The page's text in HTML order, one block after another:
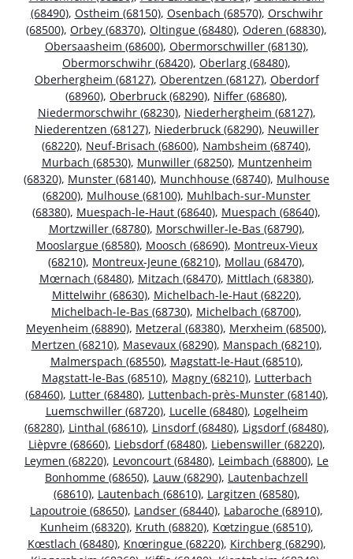
(68490), Ostheim (68150), Osenbach (68570), Orschwihr
(68500), Orbey (68370), Oltingue (68480), Oderen (68830),
Obersaasheim (68600), Obermorschwiller (68130),
Obermorschwihr (68420), Oberlarg (68480),
Oberhergheim (68127), Oberentzen (68127), Oberdorf
(68960), Oberbruck (68290), Niffer (68680),
Niedermorschwihr (68230), Niederhergheim (68127),
Niederentzen (68127), Niederbruck (68290), Neuwiller
(68220), Neuf-Brisach (68600), Nambsheim (68740),
Murbach (68530), Munwiller (68250), Muntzenheim
(68320), Munster (68140), Munchhouse (68740), Mulhouse
(68200), Mulhouse (68100), Muhlbach-sur-Munster
(68380), Muespach-le-Haut (68640), Muespach (68640),
Mortzwiller (68780), Morschwiller-le-Bas (68790),
Mooslargue (68580), Moosch (68690), Montreux-Vieux
(68210), Montreux-Jeune (68210), Mollau (68470),
Mœrnach (68480), Mitzach (68470), Mittlach (68380),
Mittelwihr (68630), Michelbach-le-Haut (68220),
Michelbach-le-Bas (68730), Michelbach (68700),
Meyenheim (68890), Metzeral (68380), Merxheim (68500),
Mertzen (68210), Masevaux (68290), Manspach (68210),
Malmerspach (68550), Magstatt-le-Haut (68510),
Magstatt-le-Bas (68510), Magny (68210), Lutterbach
(68460), Lutter (68480), Luttenbach-près-Munster (68140),
Luemschwiller (68720), Lucelle (68480), Logelheim
(68280), Linthal (68610), Linsdorf (68480), Ligsdorf (68480),
Lièpvre (68660), Liebsdorf (68480), Liebenswiller (68220),
Leymen (68220), Levoncourt (68480), Leimbach (68800), Le
Bonhomme (68650), Lauw (68290), Lautenbachzell
(68610), Lautenbach (68610), Largitzen (68580),
Lapoutroie (68650), Landser (68440), Labaroche (68910),
Kunheim (68320), Kruth (68820), Kœtzingue (68510),
Kœstlach (68480), Knœringue (68220), Kirchberg (68290),